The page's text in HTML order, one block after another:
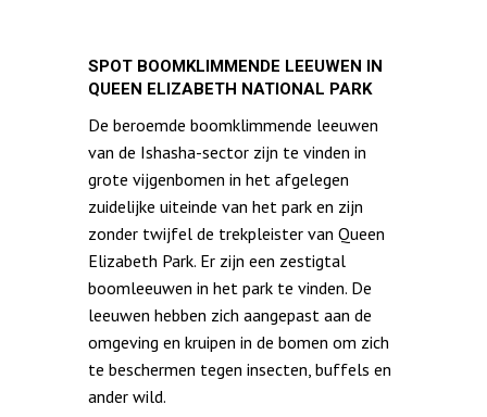
SPOT BOOMKLIMMENDE LEEUWEN IN
QUEEN ELIZABETH NATIONAL PARK
De beroemde boomklimmende leeuwen
van de Ishasha-sector zijn te vinden in
grote vijgenbomen in het afgelegen
zuidelijke uiteinde van het park en zijn
zonder twijfel de trekpleister van Queen
Elizabeth Park. Er zijn een zestigtal
boomleeuwen in het park te vinden. De
leeuwen hebben zich aangepast aan de
omgeving en kruipen in de bomen om zich
te beschermen tegen insecten, buffels en
ander wild.